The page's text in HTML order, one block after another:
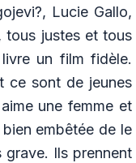
Lucie Gallo,
tous justes et tous
un film fidèle.
ce sont de jeunes
une femme et
embêtée de le
grave. Ils prennent